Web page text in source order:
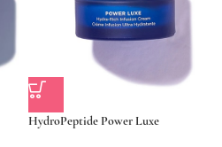
HydroPeptide Power Luxe